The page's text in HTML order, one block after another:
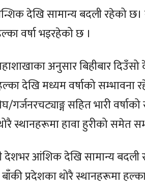
देखि सामान्य बदली रहेको छ।
वर्षा भइरहेको छ ।
अनुसार बिहीबार
देखि मध्यम वर्षाको सम्भावना
गर्जनरचट्याङ्ग सहित भारी
स्थानहरूमा हावा हुरीको समेत
देशभर आंशिक देखि सामान्य
प्रदेशका थोरै स्थानहरूमा